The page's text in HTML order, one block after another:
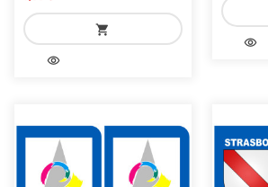
shopping_cart
add_shopping_cartvisibility
add_shopping_cartvisibility